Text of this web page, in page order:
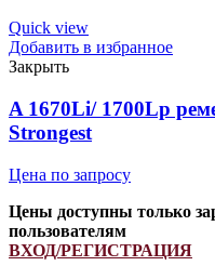
657793.0
ремень
клиновой
INDFORCE
Strongest
quantity
Quick view
Добавить в избранное
Закрыть
A 1670Li/ 1700Lp
Strongest
Цена по запросу
Цены доступны только
пользователям
ВХОД/РЕГИСТРАЦИЯ